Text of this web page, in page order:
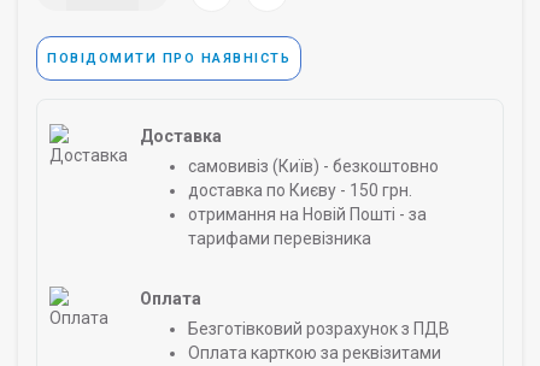
ПОВІДОМИТИ ПРО НАЯВНІСТЬ
Доставка
самовивіз (Київ) - безкоштовно
доставка по Києву - 150 грн.
отримання на Новій Пошті - за
тарифами перевізника
Оплата
Безготівковий розрахунок з ПДВ
Оплата карткою за реквізитами